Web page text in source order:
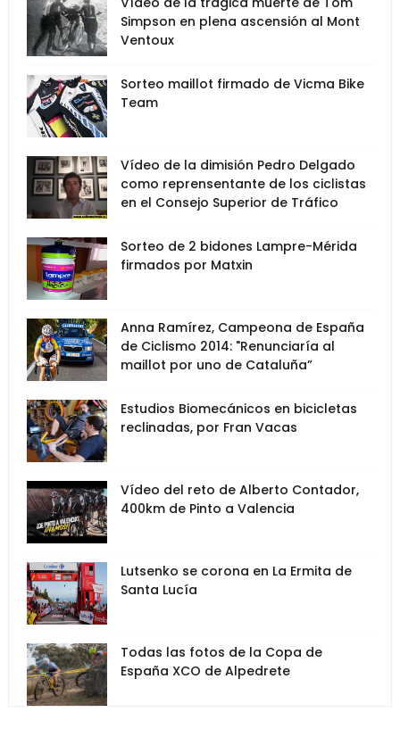
Simpson en plena ascensión al Mont
Ventoux
Sorteo maillot firmado de Vicma Bike
Team
Vídeo de la dimisión Pedro Delgado
como reprensentante de los ciclistas
en el Consejo Superior de Tráfico
Sorteo de 2 bidones Lampre-Mérida
firmados por Matxin
Anna Ramírez, Campeona de España
de Ciclismo 2014: "Renunciaría al
maillot por uno de Cataluña”
Estudios Biomecánicos en bicicletas
reclinadas, por Fran Vacas
Vídeo del reto de Alberto Contador,
400km de Pinto a Valencia
Lutsenko se corona en La Ermita de
Santa Lucía
Todas las fotos de la Copa de
España XCO de Alpedrete